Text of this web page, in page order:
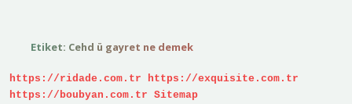
Etiket: Cehd ü gayret ne demek
https://ridade.com.tr
https://exquisite.com.tr
https://boubyan.com.tr Sitemap